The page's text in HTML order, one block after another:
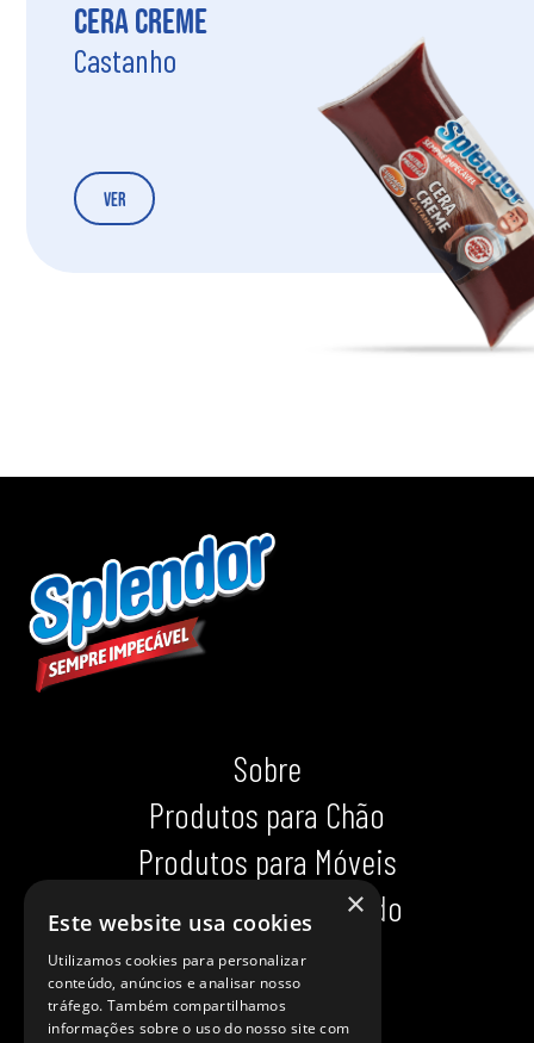
Cera Creme
Castanho
Ver
Sobre
Produtos para Chão
Produtos para Móveis
Produtos para Calçado
Indispensáveis
Dicas impecáveis
×
Este website usa cookies
Utilizamos cookies para personalizar
conteúdo, anúncios e analisar nosso
tráfego. Também compartilhamos
informações sobre o uso do nosso site com